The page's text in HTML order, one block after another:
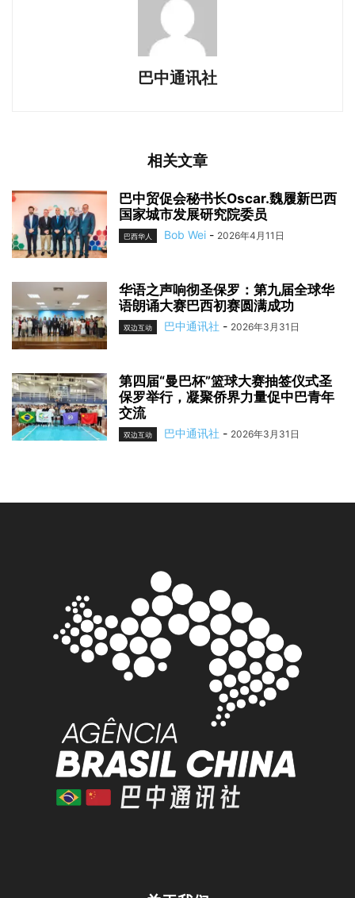
巴中通讯社
相关文章
巴中贸促会秘书长Oscar.魏履新巴西
国家城市发展研究院委员
巴西华人 Bob Wei - 2026年4月11日
华语之声响彻圣保罗：第九届全球华
语朗诵大赛巴西初赛圆满成功
双边互动 巴中通讯社 - 2026年3月31日
第四届“曼巴杯”篮球大赛抽签仪式圣
保罗举行，凝聚侨界力量促中巴青年
交流
双边互动 巴中通讯社 - 2026年3月31日